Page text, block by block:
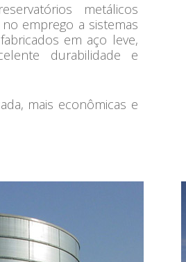
metálicos
emprego a sistemas
em aço leve,
durabilidade e
mais econômicas e